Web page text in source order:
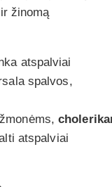
žinomą
atspalviai
spalvos,
atspalviai